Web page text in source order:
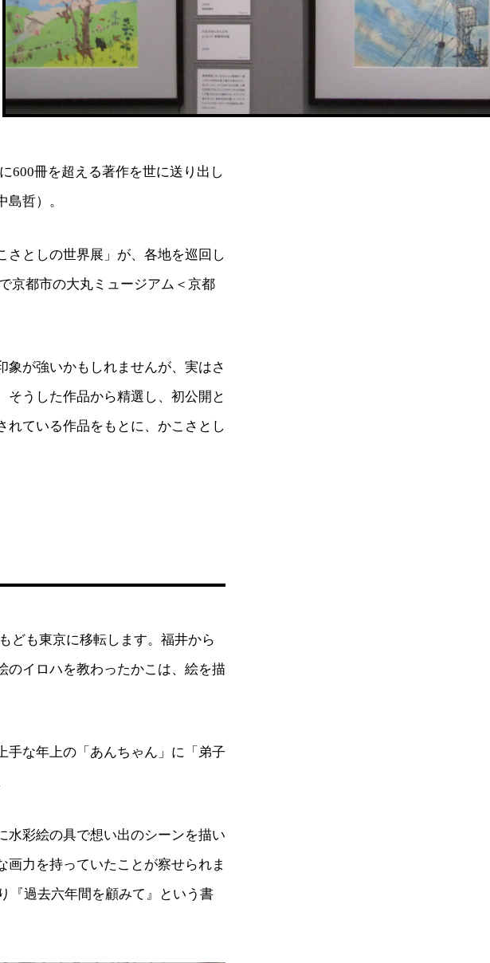
600冊を超える著作を世に送り出し
哲）。
さとしの世界展」が、各地を巡回し
京都市の大丸ミュージアム＜京都
象が強いかもしれませんが、実はさ
そうした作品から精選し、初公開と
れている作品をもとに、かこさとし
ども東京に移転します。福井から
のイロハを教わったかこは、絵を描
手な年上の「あんちゃん」に「弟子
水彩絵の具で想い出のシーンを描い
力を持っていたことが察せられま
『過去六年間を顧みて』という書